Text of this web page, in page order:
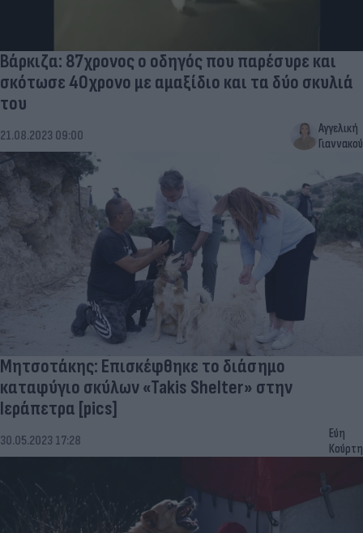
Βάρκιζα: 87χρονος ο οδηγός που παρέσυρε και
σκότωσε 40χρονο με αμαξίδιο και τα δύο σκυλιά
του
21.08.2023 09:00
Αγγελική
Γιαννακού
Μητσοτάκης: Επισκέφθηκε το διάσημο
καταφύγιο σκύλων «Takis Shelter» στην
Ιεράπετρα [pics]
30.05.2023 17:28
Εύη
Κούρτη